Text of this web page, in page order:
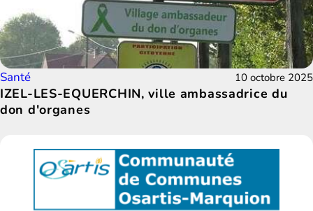
IZEL-LES-EQUERCHIN, ville ambassadrice du
don d'organes
Santé 10 octobre 2025